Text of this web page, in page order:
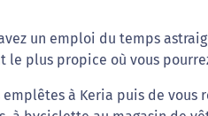
un emploi du temps
plus propice où vous
à Keria puis de vous